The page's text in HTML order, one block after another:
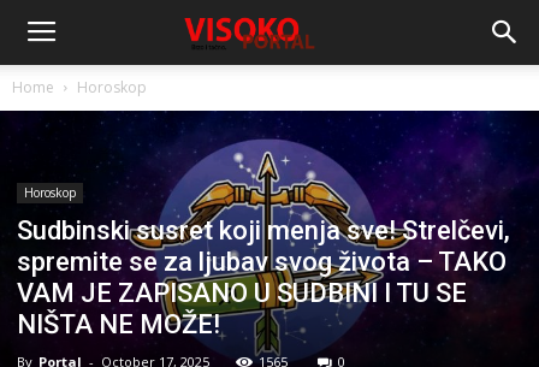
Home Horoskop
Horoskop
Sudbinski susret koji menja sve! Strelčevi,
spremite se za ljubav svog života – TAKO
VAM JE ZAPISANO U SUDBINI I TU SE
NIŠTA NE MOŽE!
By Portal - October 17, 2025 1565 0